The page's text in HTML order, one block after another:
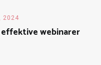
2024
webinarer